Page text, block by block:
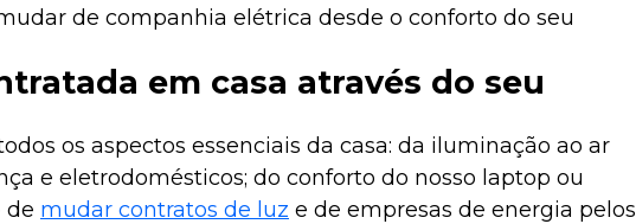
de companhia elétrica desde o conforto do seu
em casa através do seu
os aspectos essenciais da casa: da iluminação ao ar
e eletrodomésticos; do conforto do nosso laptop ou
de mudar contratos de luz e de empresas de energia pelos